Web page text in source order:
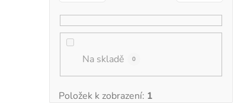
Na skladě 0
Položek k zobrazení: 1